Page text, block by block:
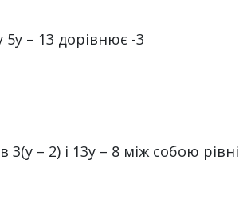
– 13 дорівнює -3
3(у – 2) і 13у – 8 між собою рівні